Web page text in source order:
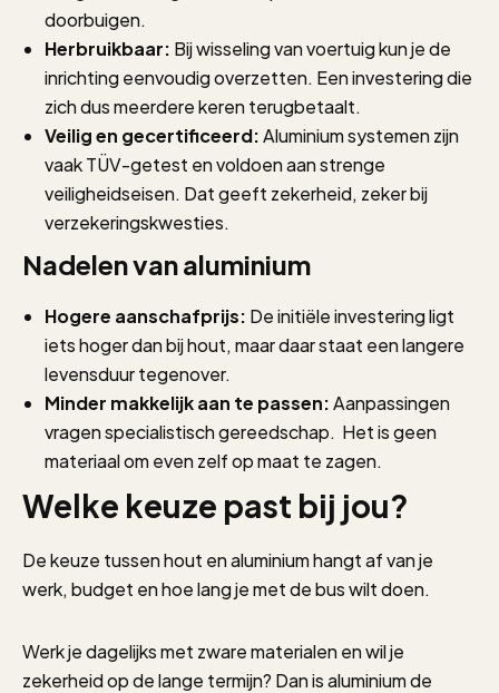
doorbuigen.
Herbruikbaar: Bij wisseling van voertuig kun je de
inrichting eenvoudig overzetten. Een investering die
zich dus meerdere keren terugbetaalt.
Veilig en gecertificeerd:Aluminium systemen zijn
vaak TÜV-getest en voldoen aan strenge
veiligheidseisen. Dat geeft zekerheid, zeker bij
verzekeringskwesties.
Nadelen van aluminium
Hogere aanschafprijs: De initiële investering ligt
iets hoger dan bij hout, maar daar staat een langere
levensduur tegenover.
Minder makkelijk aan te passen:Aanpassingen
vragen specialistisch gereedschap. Het is geen
materiaal om even zelf op maat te zagen.
Welke keuze past bij jou?
De keuze tussen hout en aluminium hangt af van je
werk, budget en hoe lang je met de bus wilt doen.
Werk je dagelijks met zware materialen en wil je
zekerheid op de lange termijn? Dan is aluminium de